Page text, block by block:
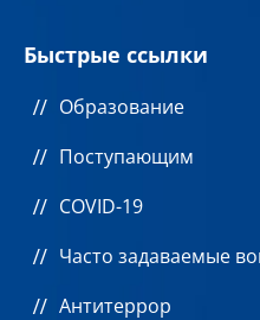
Быстрые ссылки
Образование
Поступающим
COVID-19
Часто задаваемые
Антитеррор